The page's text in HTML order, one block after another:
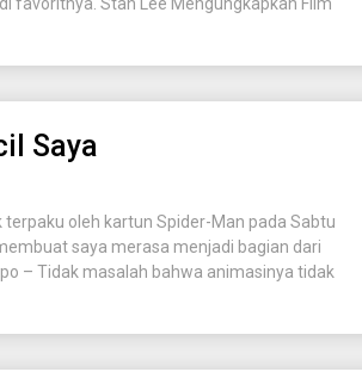
Saya
oleh kartun Spider-Man pada Sabtu
saya merasa menjadi bagian dari
– Tidak masalah bahwa animasinya tidak